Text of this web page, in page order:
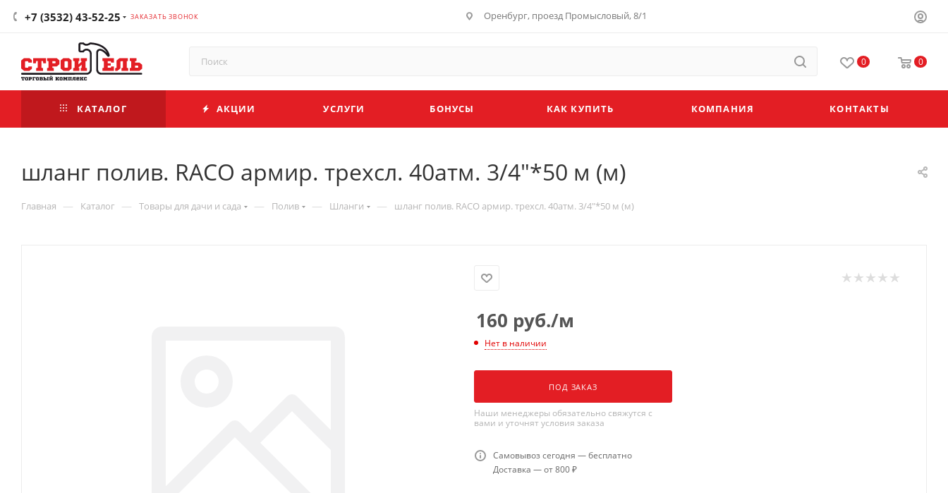
+7 (3532) 43-52-25 ЗАКАЗАТЬ ЗВОНОК Оренбург, проезд Промысловый, 8/1
0 0
КАТАЛОГ АКЦИИ УСЛУГИ БОНУСЫ КАК КУПИТЬ КОМПАНИЯ КОНТАКТЫ
шланг полив. RACO армир. трехсл. 40атм. 3/4"*50 м (м)
Главная — Каталог — Товары для дачи и сада — Полив — Шланги — шланг полив. RACO армир. трехсл. 40атм. 3/4"*50 м (м)
160 руб./м
Нет в наличии
ПОД ЗАКАЗ
Наши менеджеры обязательно свяжутся с
вами и уточнят условия заказа
Самовывоз сегодня — бесплатно
Доставка — от 800 ₽